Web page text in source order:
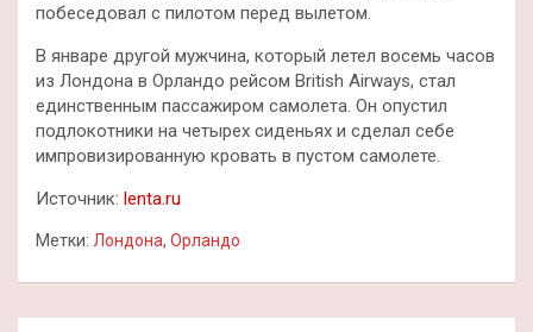
побеседовал с пилотом перед вылетом.
В январе другой мужчина, который летел восемь часов
из Лондона в Орландо рейсом British Airways, стал
единственным пассажиром самолета. Он опустил
подлокотники на четырех сиденьях и сделал себе
импровизированную кровать в пустом самолете.
Источник: lenta.ru
Метки: Лондона, Орландо